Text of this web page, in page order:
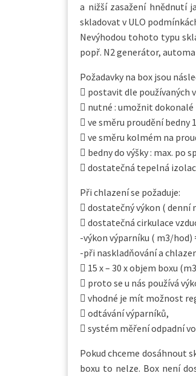
a nižší zasažení hnědnutí
skladovat v ULO
Nevýhodou tohoto typu
popř. N2 generátor,
Požadavky na box jsou
 postavit dle používaných
 nutné : umožnit dokonalé
 ve směru proudění bedny
 ve směru kolmém na
 bedny do výšky : max. po
 dostatečná tepelná
Při chlazení se požaduje:
 dostatečný výkon ( denní
 dostatečná cirkulace
-výkon výparníku ( m3/hod)
-při naskladňování a
 15 x – 30 x objem boxu
 proto se u nás používá
 vhodné je mít možnost
 odtávání výparníků,
 systém měření odpadní
Pokud chceme dosáhnout
boxu to nelze. Box není